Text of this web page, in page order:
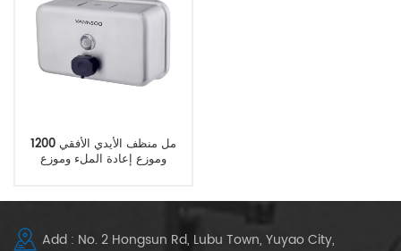
1200 مل منظف الأيدي الأفقي
وموزع إعادة الملء وموزع
Add : No. 2 Hongsun Rd, Lubu Town, Yuyao City,